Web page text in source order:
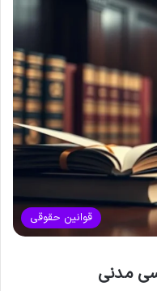
قوانین حقوقی
مدنی